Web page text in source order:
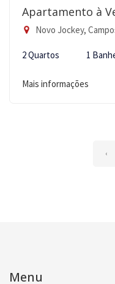
Apartamento à
Novo Jockey,
2 Quartos 1
Mais informações
‹
Menu